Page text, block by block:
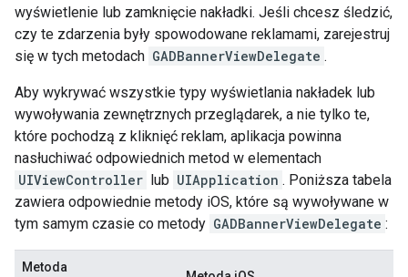
wyświetlenie lub zamknięcie nakładki. Jeśli chcesz śledzić,
czy te zdarzenia były spowodowane reklamami, zarejestruj
się w tych metodach GADBannerViewDelegate .
Aby wykrywać wszystkie typy wyświetlania nakładek lub
wywoływania zewnętrznych przeglądarek, a nie tylko te,
które pochodzą z kliknięć reklam, aplikacja powinna
nasłuchiwać odpowiednich metod w elementach
UIViewController lub UIApplication . Poniższa tabela
zawiera odpowiednie metody iOS, które są wywoływane w
tym samym czasie co metody GADBannerViewDelegate :
Metoda